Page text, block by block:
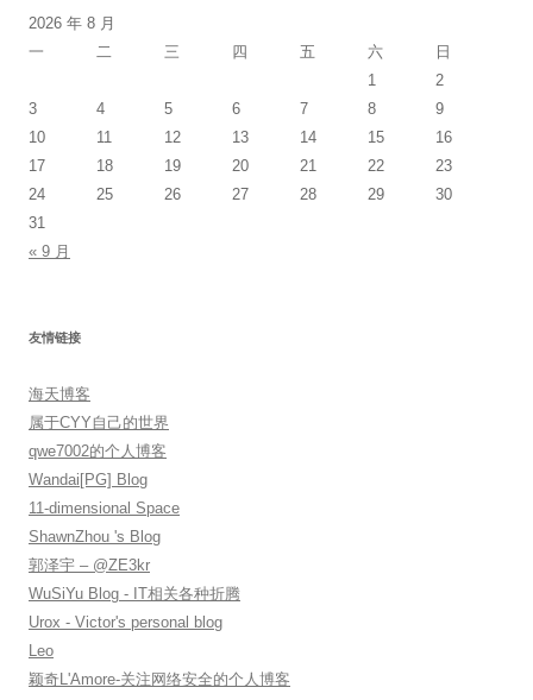
2026 年 8 月
一
二 三 四 五 六
日
1
2
3
4 5 6 7 8
9
10
11 12 13 14 15
16
17
18 19 20 21 22
23
24
25 26 27 28 29
30
31
« 9 月
友情链接
海天博客
属于CYY自己的世界
qwe7002的个人博客
Wandai[PG] Blog
11-dimensional Space
ShawnZhou 's Blog
郭泽宇 – @ZE3kr
WuSiYu Blog - IT相关各种折腾
Urox - Victor's personal blog
Leo
颖奇L'Amore-关注网络安全的个人博客